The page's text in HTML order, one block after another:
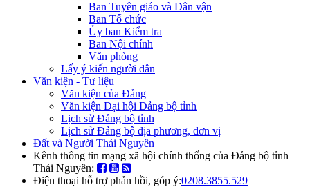
Ban Tuyên giáo và Dân vận
Ban Tổ chức
Ủy ban Kiểm tra
Ban Nội chính
Văn phòng
Lấy ý kiến người dân
Văn kiện - Tư liệu
Văn kiện của Đảng
Văn kiện Đại hội Đảng bộ tỉnh
Lịch sử Đảng bộ tỉnh
Lịch sử Đảng bộ địa phương, đơn vị
Đất và Người Thái Nguyên
Kênh thông tin mạng xã hội chính thống của Đảng bộ tỉnh
Thái Nguyên:
Điện thoại hỗ trợ phản hồi, góp ý:0208.3855.529